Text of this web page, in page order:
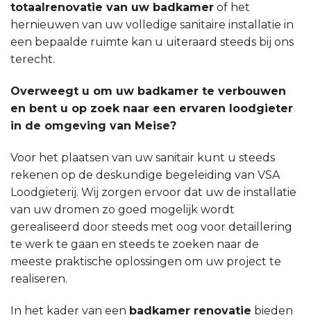
totaalrenovatie van uw badkamer of het
hernieuwen van uw volledige sanitaire installatie in
een bepaalde ruimte kan u uiteraard steeds bij ons
terecht.
Overweegt u om uw badkamer te verbouwen
en bent u op zoek naar een ervaren loodgieter
in de omgeving van Meise?
Voor het plaatsen van uw sanitair kunt u steeds
rekenen op de deskundige begeleiding van VSA
Loodgieterij. Wij zorgen ervoor dat uw de installatie
van uw dromen zo goed mogelijk wordt
gerealiseerd door steeds met oog voor detaillering
te werk te gaan en steeds te zoeken naar de
meeste praktische oplossingen om uw project te
realiseren.
In het kader van een badkamer renovatie bieden